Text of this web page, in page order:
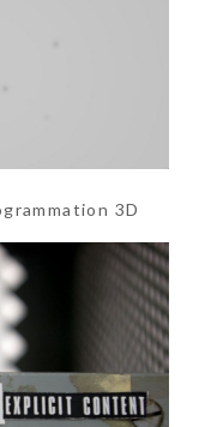
3D